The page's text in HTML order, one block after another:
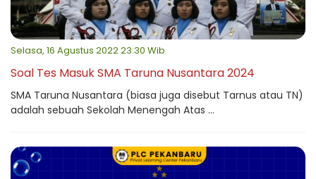
Selasa, 16 Agustus 2022 23:30 Wib
Soal Tes Masuk SMA Taruna Nusantara 2024
SMA Taruna Nusantara (biasa juga disebut Tarnus atau TN)
adalah sebuah Sekolah Menengah Atas ...